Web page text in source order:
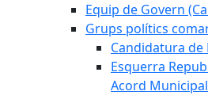
Equip de Govern
Grups polítics
Candidatura de
Esquerra
Acord Municipal